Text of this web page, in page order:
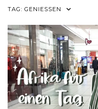
TAG: GENIESSEN